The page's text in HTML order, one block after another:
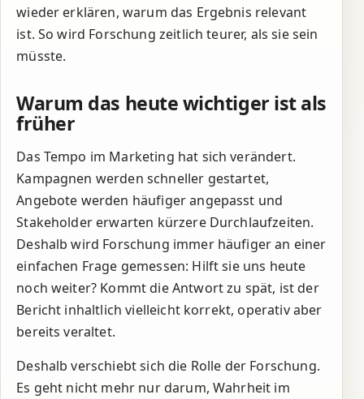
wieder erklären, warum das Ergebnis relevant
ist. So wird Forschung zeitlich teurer, als sie sein
müsste.
Warum das heute wichtiger ist als
früher
Das Tempo im Marketing hat sich verändert.
Kampagnen werden schneller gestartet,
Angebote werden häufiger angepasst und
Stakeholder erwarten kürzere Durchlaufzeiten.
Deshalb wird Forschung immer häufiger an einer
einfachen Frage gemessen: Hilft sie uns heute
noch weiter? Kommt die Antwort zu spät, ist der
Bericht inhaltlich vielleicht korrekt, operativ aber
bereits veraltet.
Deshalb verschiebt sich die Rolle der Forschung.
Es geht nicht mehr nur darum, Wahrheit im